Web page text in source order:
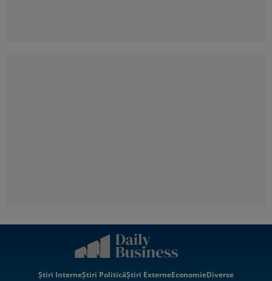
Știri InterneȘtiri PoliticăȘtiri ExterneEconomieDiverse